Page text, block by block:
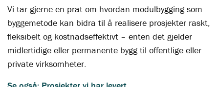
Vi tar gjerne en prat om hvordan modulbygging som
byggemetode kan bidra til å realisere prosjekter raskt,
fleksibelt og kostnadseffektivt – enten det gjelder
midlertidige eller permanente bygg til offentlige eller
private virksomheter.